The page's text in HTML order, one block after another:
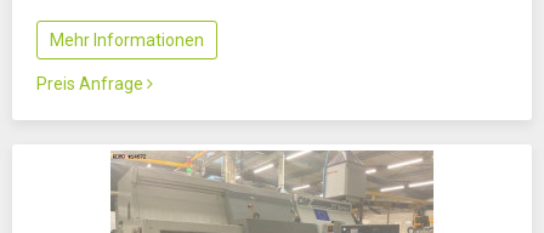
Mehr Informationen
Preis Anfrage